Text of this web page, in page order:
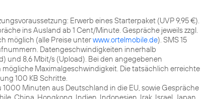
Erwerb eines Starterpaket (UVP 9,95 €).
ins Ausland ab 1 Cent/Minute. Gespräche jeweils zzgl.
möglich (alle Preise unterwww.ortelmobile.de). SMS 15
Datengeschwindigkeiten innerhalb
und 8,6 Mbit/s (Upload). Bei den angegebenen
Maximalgeschwindigkeit. Die tatsächlich erreichte
100 KB Schritte.
1000 Minuten aus Deutschland in die EU, sowie Gespräche